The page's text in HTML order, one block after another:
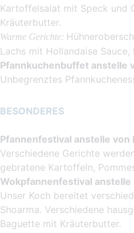
Kartoffelsalat mit Speck und
Kräuterbutter.
Warme Gerichte:
Lachs mit Hollandaise
Pfannkuchenbuffet anstelle
Unbegrenztes
BESONDERES
Pfannenfestival anstelle von
Verschiedene Gerichte
gebratene Kartoffeln,
Wokpfannenfestival anstelle
Unser Koch bereitet
Shoarma. Verschiedene
Baguette mit Kräuterbutter.